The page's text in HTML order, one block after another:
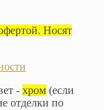
Носят
- хром (если
отделки по